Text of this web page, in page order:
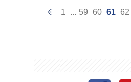
香港教育大學健康教育（榮譽）
生關係密切，亦師亦友的關係，
Previous
1 ... 59 60 61 62